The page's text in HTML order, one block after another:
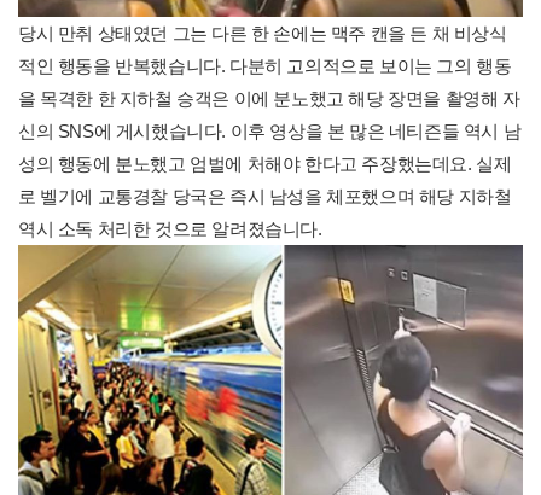
당시 만취 상태였던 그는 다른 한 손에는 맥주 캔을 든 채 비상식
적인 행동을 반복했습니다. 다분히 고의적으로 보이는 그의 행동
을 목격한 한 지하철 승객은 이에 분노했고 해당 장면을 촬영해 자
신의 SNS에 게시했습니다. 이후 영상을 본 많은 네티즌들 역시 남
성의 행동에 분노했고 엄벌에 처해야 한다고 주장했는데요. 실제
로 벨기에 교통경찰 당국은 즉시 남성을 체포했으며 해당 지하철
역시 소독 처리한 것으로 알려졌습니다.